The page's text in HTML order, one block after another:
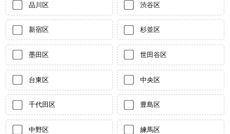
品川区 渋谷区
新宿区 杉並区
墨田区 世田谷区
台東区 中央区
千代田区 豊島区
中野区 練馬区